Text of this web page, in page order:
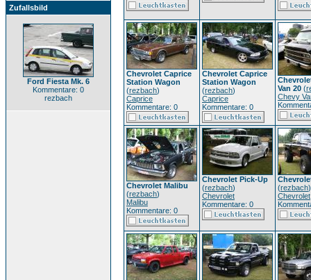
Zufallsbild
Ford Fiesta Mk. 6
Kommentare: 0
rezbach
Chevrolet Caprice
Station Wagon
(rezbach)
Caprice
Kommentare: 0
Chevrolet Caprice
Station Wagon
(rezbach)
Caprice
Kommentare: 0
Van 20 (
Chevy
Chevrolet Malibu
(rezbach)
Malibu
Kommentare: 0
Chevrolet Pick-Up
(rezbach)
Chevrolet
Kommentare: 0
(rezbach)
Chevrolet